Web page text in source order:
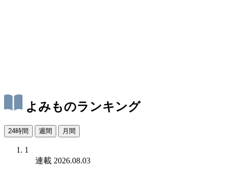
よみものランキング
24時間 週間 月間
1
連載 2026.08.03